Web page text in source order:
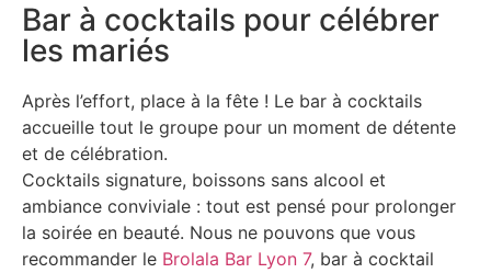
Bar à cocktails pour célébrer
les mariés
Après l’effort, place à la fête ! Le bar à cocktails
accueille tout le groupe pour un moment de détente
et de célébration.
Cocktails signature, boissons sans alcool et
ambiance conviviale : tout est pensé pour prolonger
la soirée en beauté. Nous ne pouvons que vous
recommander le Brolala Bar Lyon 7, bar à cocktail